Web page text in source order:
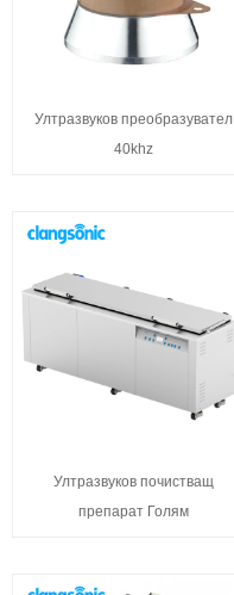
Ултразвуков преобразувател
40khz
Ултразвуков почистващ
препарат Голям